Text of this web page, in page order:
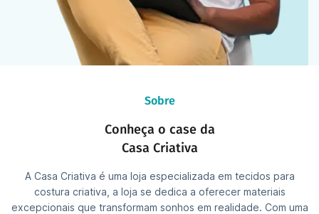
Sobre
Conheça o case da
Casa Criativa
A Casa Criativa é uma loja especializada em tecidos para
costura criativa, a loja se dedica a oferecer materiais
excepcionais que transformam sonhos em realidade. Com uma